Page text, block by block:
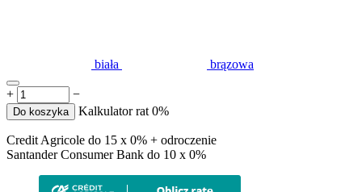
biała brązowa
+ −
Do koszyka Kalkulator rat 0%
Credit Agricole do 15 x 0% + odroczenie
Santander Consumer Bank do 10 x 0%